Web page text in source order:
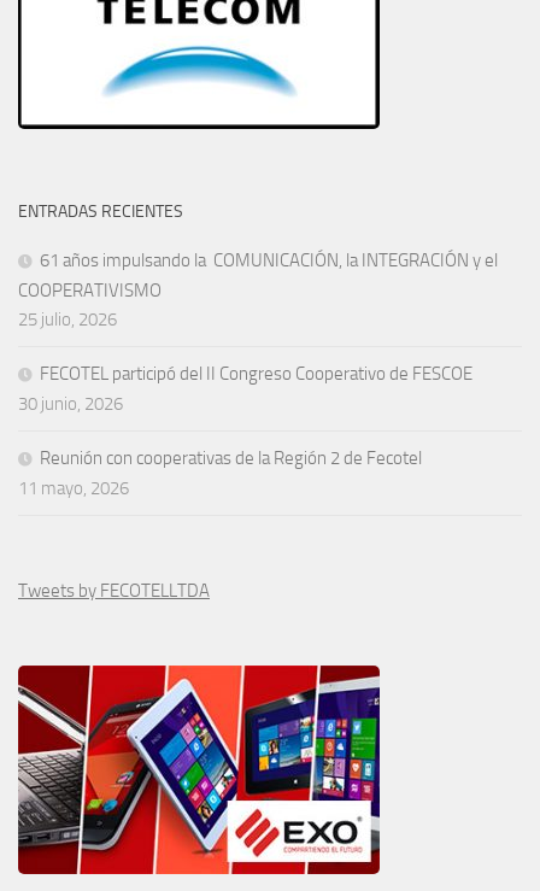
ENTRADAS RECIENTES
61 años impulsando la COMUNICACIÓN, la INTEGRACIÓN y el
COOPERATIVISMO
25 julio, 2026
FECOTEL participó del II Congreso Cooperativo de FESCOE
30 junio, 2026
Reunión con cooperativas de la Región 2 de Fecotel
11 mayo, 2026
Tweets by FECOTELLTDA